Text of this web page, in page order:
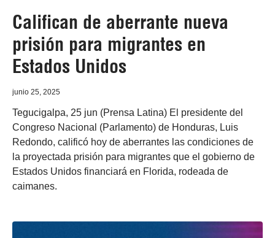
Califican de aberrante nueva
prisión para migrantes en
Estados Unidos
junio 25, 2025
Tegucigalpa, 25 jun (Prensa Latina) El presidente del
Congreso Nacional (Parlamento) de Honduras, Luis
Redondo, calificó hoy de aberrantes las condiciones de
la proyectada prisión para migrantes que el gobierno de
Estados Unidos financiará en Florida, rodeada de
caimanes.